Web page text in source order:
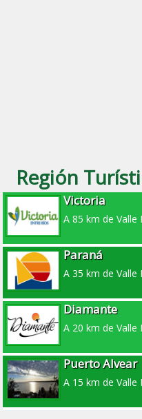
Región
Victoria
A 85 km de Valle
Paraná
A 35 km de Valle
Diamante
A 20 km de Valle
Puerto Alvear
A 15 km de Valle